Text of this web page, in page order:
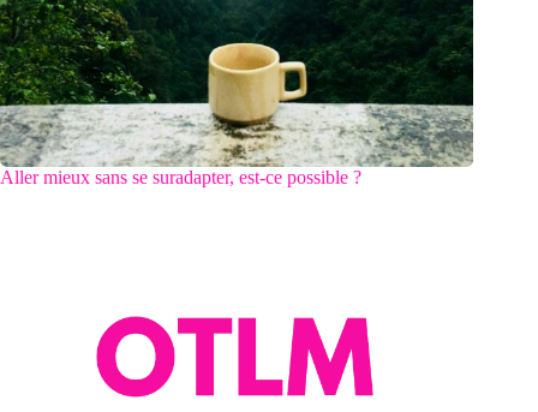
Aller mieux sans se suradapter, est-ce possible ?